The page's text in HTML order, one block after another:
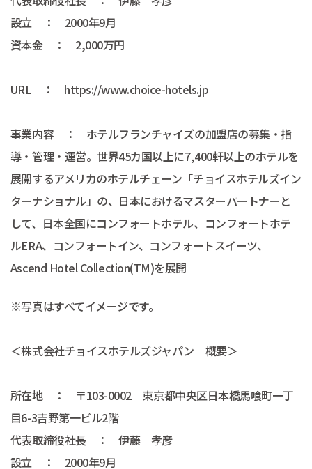
設立 ： 2000年9月
資本金 ： 2,000万円
URL ： https://www.choice-hotels.jp
事業内容 ： ホテルフランチャイズの加盟店の募集・指
導・管理・運営。世界45カ国以上に7,400軒以上のホテルを
展開するアメリカのホテルチェーン「チョイスホテルズイン
ターナショナル」の、日本におけるマスターパートナーと
して、日本全国にコンフォートホテル、コンフォートホテ
ルERA、コンフォートイン、コンフォートスイーツ、
Ascend Hotel Collection(TM)を展開
※写真はすべてイメージです。
＜株式会社チョイスホテルズジャパン 概要＞
所在地 ： 〒103-0002 東京都中央区日本橋馬喰町一丁
目6-3吉野第一ビル2階
代表取締役社長 ： 伊藤 孝彦
設立 ： 2000年9月